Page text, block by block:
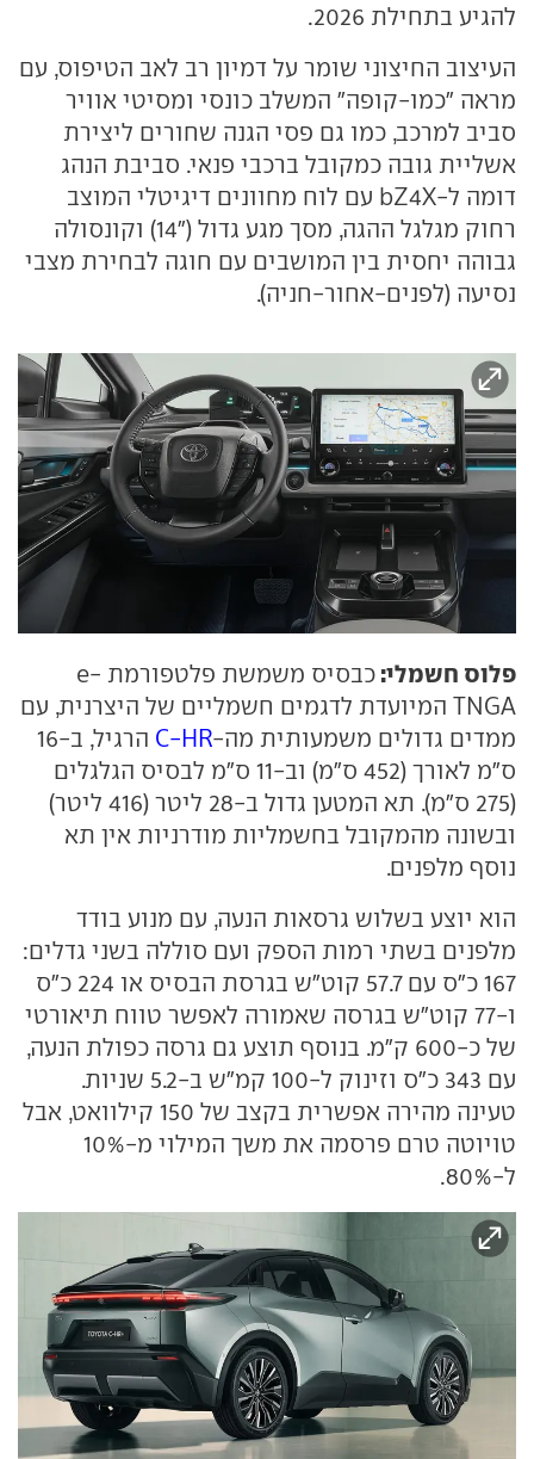
להגיע בתחילת 2026.
העיצוב החיצוני שומר על דמיון רב לאב הטיפוס, עם
מראה "כמו-קופה" המשלב כונסי ומסיטי אוויר
סביב למרכב, כמו גם פסי הגנה שחורים ליצירת
אשליית גובה כמקובל ברכבי פנאי. סביבת הנהג
דומה ל-bZ4X עם לוח מחוונים דיגיטלי המוצב
רחוק מגלגל ההגה, מסך מגע גדול ("14) וקונסולה
גבוהה יחסית בין המושבים עם חוגה לבחירת מצבי
נסיעה (לפנים-אחור-חניה).
פלוס חשמלי:
כבסיס משמשת פלטפורמת e-
TNGA המיועדת לדגמים חשמליים של היצרנית, עם
ממדים גדולים משמעותית מה-C-HR
הרגיל, ב-16
ס"מ לאורך (452 ס"מ) וב-11 ס"מ לבסיס הגלגלים
(275 ס"מ). תא המטען גדול ב-28 ליטר (416 ליטר)
ובשונה מהמקובל בחשמליות מודרניות אין תא
נוסף מלפנים.
הוא יוצע בשלוש גרסאות הנעה, עם מנוע בודד
מלפנים בשתי רמות הספק ועם סוללה בשני גדלים:
167 כ"ס עם 57.7 קוט"ש בגרסת הבסיס או 224 כ"ס
ו-77 קוט"ש בגרסה שאמורה לאפשר טווח תיאורטי
של כ-600 ק"מ. בנוסף תוצע גם גרסה כפולת הנעה,
עם 343 כ"ס וזינוק ל-100 קמ"ש ב-5.2 שניות.
טעינה מהירה אפשרית בקצב של 150 קילוואט, אבל
טויוטה טרם פרסמה את משך המילוי מ-10%
ל-80%.